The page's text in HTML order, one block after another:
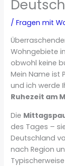
/Fragen mit
Wohngebiete
obwohl keine
Mein Name ist
und ich werde
Ruhezeit am
Die
des Tages –
Deutschland
nach Region